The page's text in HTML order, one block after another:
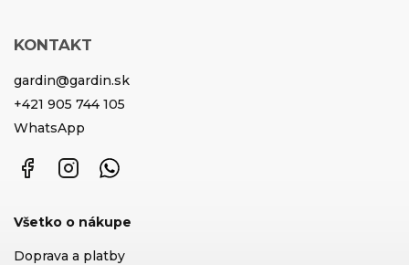
KONTAKT
gardin@gardin.sk
+421 905 744 105
WhatsApp
FacebookInstagram
Všetko o nákupe
Doprava a platby